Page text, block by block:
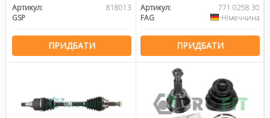
Артикул:
818013
GSP
ПРИДБАТИ
Артикул:
771 0258 30
FAG
Німеччина
ПРИДБАТИ